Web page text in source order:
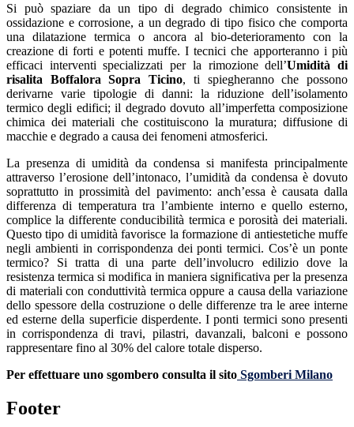
Si può spaziare da un tipo di degrado chimico consistente in
ossidazione e corrosione, a un degrado di tipo fisico che comporta
una dilatazione termica o ancora al bio-deterioramento con la
creazione di forti e potenti muffe. I tecnici che apporteranno i più
efficaci interventi specializzati per la rimozione dell’Umidità di
risalita Boffalora Sopra Ticino, ti spiegheranno che possono
derivarne varie tipologie di danni: la riduzione dell’isolamento
termico degli edifici; il degrado dovuto all’imperfetta composizione
chimica dei materiali che costituiscono la muratura; diffusione di
macchie e degrado a causa dei fenomeni atmosferici.
La presenza di umidità da condensa si manifesta principalmente
attraverso l’erosione dell’intonaco, l’umidità da condensa è dovuto
soprattutto in prossimità del pavimento: anch’essa è causata dalla
differenza di temperatura tra l’ambiente interno e quello esterno,
complice la differente conducibilità termica e porosità dei materiali.
Questo tipo di umidità favorisce la formazione di antiestetiche muffe
negli ambienti in corrispondenza dei ponti termici. Cos’è un ponte
termico? Si tratta di una parte dell’involucro edilizio dove la
resistenza termica si modifica in maniera significativa per la presenza
di materiali con conduttività termica oppure a causa della variazione
dello spessore della costruzione o delle differenze tra le aree interne
ed esterne della superficie disperdente. I ponti termici sono presenti
in corrispondenza di travi, pilastri, davanzali, balconi e possono
rappresentare fino al 30% del calore totale disperso.
Per effettuare uno sgombero consulta il sito Sgomberi Milano
Footer